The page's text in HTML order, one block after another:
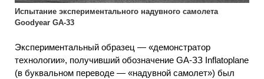
Испытание экспериментального надувного самолета
Goodyear GA-33
Экспериментальный образец — «демонстратор
технологии», получивший обозначение GA-ЗЗ Inflatoplane
(в буквальном переводе — «надувной самолет») был